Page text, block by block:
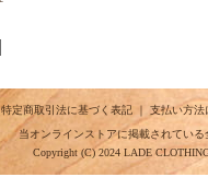
特定商取引法に基づく表記｜ 支払い方法
当オンラインストアに掲載されてい
Copyright (C) 2024 LADE